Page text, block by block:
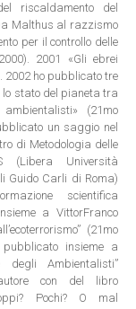
riscaldamento del
Malthus al razzismo
per il controllo delle
2001 «Gli ebrei
2002 ho pubblicato tre
lo stato del pianeta tra
(21mo
un saggio nel
di Metodologia delle
(Libera Università
Guido Carli di Roma)
scientifica
a VittorFranco
(21mo
pubblicato insieme a
degli Ambientalisti”
con del libro
Pochi? O mal